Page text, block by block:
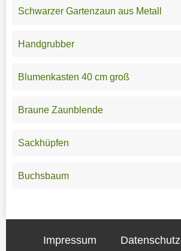
Schwarzer Gartenzaun aus Metall
Handgrubber
Blumenkasten 40 cm groß
Braune Zaunblende
Sackhüpfen
Buchsbaum
Impressum